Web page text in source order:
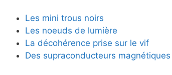
Les mini trous noirs
Les noeuds de lumière
La décohérence prise sur le vif
Des supraconducteurs magnétiques